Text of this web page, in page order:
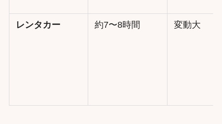
レンタカー 約7〜8時間 変動大